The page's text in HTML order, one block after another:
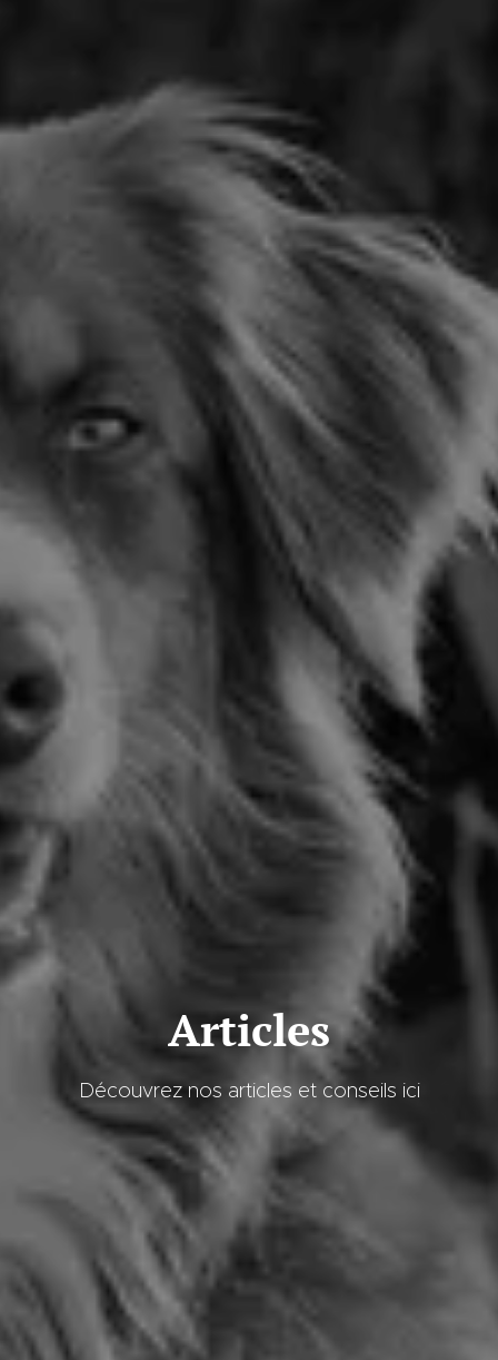
Articles
Découvrez nos articles et conseils ici